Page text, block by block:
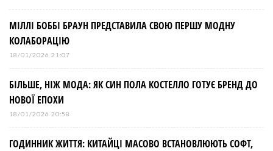
МІЛЛІ БОББІ БРАУН ПРЕДСТАВИЛА СВОЮ ПЕРШУ МОДНУ
КОЛАБОРАЦІЮ
18/01/2026 21:07
БІЛЬШЕ, НІЖ МОДА: ЯК СИН ПОЛА КОСТЕЛЛО ГОТУЄ БРЕНД ДО
НОВОЇ ЕПОХИ
18/01/2026 20:58
ГОДИННИК ЖИТТЯ: КИТАЙЦІ МАСОВО ВСТАНОВЛЮЮТЬ СОФТ,